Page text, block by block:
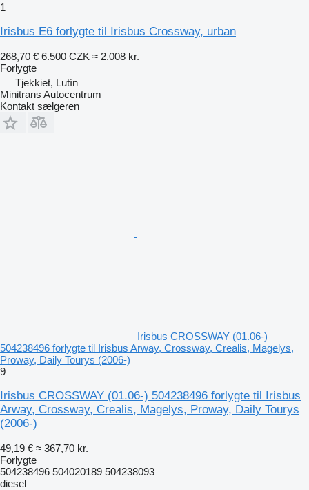
1
Irisbus E6 forlygte til Irisbus Crossway, urban
268,70 € 6.500 CZK ≈ 2.008 kr.
Forlygte
Tjekkiet, Lutín
Minitrans Autocentrum
Kontakt sælgeren
Irisbus CROSSWAY (01.06-)
504238496 forlygte til Irisbus Arway, Crossway, Crealis, Magelys,
Proway, Daily Tourys (2006-)
9
Irisbus CROSSWAY (01.06-) 504238496 forlygte til Irisbus
Arway, Crossway, Crealis, Magelys, Proway, Daily Tourys
(2006-)
49,19 € ≈ 367,70 kr.
Forlygte
504238496 504020189 504238093
diesel